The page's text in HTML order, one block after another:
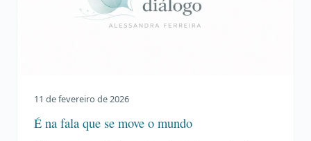
11 de fevereiro de 2026
É na fala que se move o mundo